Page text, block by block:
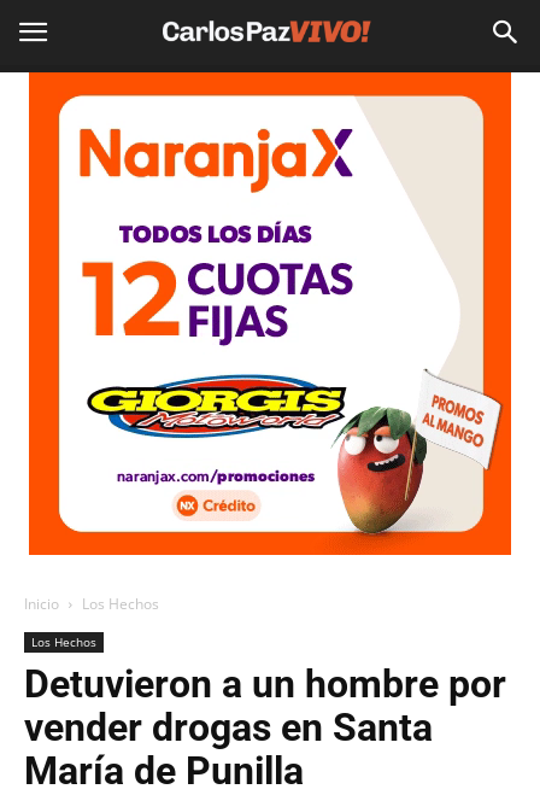
Inicio Los Hechos
Los Hechos
Detuvieron a un hombre por
vender drogas en Santa
María de Punilla